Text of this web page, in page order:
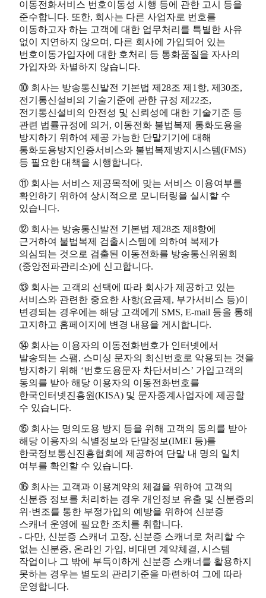
이동전화서비스 번호이동성 시행 등에 관한 고시 등을
준수합니다. 또한, 회사는 다른 사업자로 번호를
이동하고자 하는 고객에 대한 업무처리를 특별한 사유
없이 지연하지 않으며, 다른 회사에 가입되어 있는
번호이동가입자에 대한 호처리 등 통화품질을 자사의
가입자와 차별하지 않습니다.
⑩ 회사는 방송통신발전 기본법 제28조 제1항, 제30조,
전기통신설비의 기술기준에 관한 규정 제22조,
전기통신설비의 안전성 및 신뢰성에 대한 기술기준 등
관련 법률규정에 의거, 이동전화 불법복제 통화도용을
방지하기 위하여 제공 가능한 단말기기에 대해
통화도용방지인증서비스와 불법복제방지시스템(FMS)
등 필요한 대책을 시행합니다.
⑪ 회사는 서비스 제공목적에 맞는 서비스 이용여부를
확인하기 위하여 상시적으로 모니터링을 실시할 수
있습니다.
⑫ 회사는 방송통신발전 기본법 제28조 제8항에
근거하여 불법복제 검출시스템에 의하여 복제가
의심되는 것으로 검출된 이동전화를 방송통신위원회
(중앙전파관리소)에 신고합니다.
⑬ 회사는 고객의 선택에 따라 회사가 제공하고 있는
서비스와 관련한 중요한 사항(요금제, 부가서비스 등)이
변경되는 경우에는 해당 고객에게 SMS, E-mail 등을 통해
고지하고 홈페이지에 변경 내용을 게시합니다.
⑭ 회사는 이용자의 이동전화번호가 인터넷에서
발송되는 스팸, 스미싱 문자의 회신번호로 악용되는 것을
방지하기 위해 ‘번호도용문자 차단서비스’ 가입고객의
동의를 받아 해당 이용자의 이동전화번호를
한국인터넷진흥원(KISA) 및 문자중계사업자에 제공할
수 있습니다.
⑮ 회사는 명의도용 방지 등을 위해 고객의 동의를 받아
해당 이용자의 식별정보와 단말정보(IMEI 등)를
한국정보통신진흥협회에 제공하여 단말 내 명의 일치
여부를 확인할 수 있습니다.
⑯ 회사는 고객과 이용계약의 체결을 위하여 고객의
신분증 정보를 처리하는 경우 개인정보 유출 및 신분증의
위·변조를 통한 부정가입의 예방을 위하여 신분증
스캐너 운영에 필요한 조치를 취합니다.
- 다만, 신분증 스캐너 고장, 신분증 스캐너로 처리할 수
없는 신분증, 온라인 가입, 비대면 계약체결, 시스템
작업이나 그 밖에 부득이하게 신분증 스캐너를 활용하지
못하는 경우는 별도의 관리기준을 마련하여 그에 따라
운영합니다.